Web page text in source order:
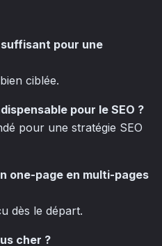
pour une
ciblée.
pour le SEO ?
pour une stratégie SEO
one-page en multi-pages
dès le départ.
cher ?